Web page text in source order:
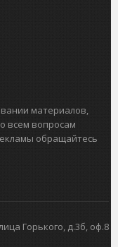
материалов,
всем вопросам
обращайтесь
Горького, д.3б, оф.8